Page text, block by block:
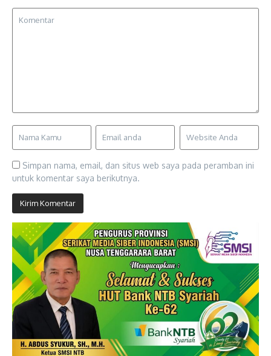
Simpan nama, email, dan situs web saya pada peramban ini
untuk komentar saya berikutnya.